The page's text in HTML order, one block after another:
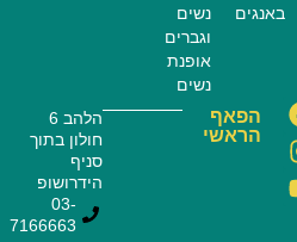
באנגים
נשים
וגברים
אופנת
נשים
הפאף
הראשי
הלהב 6
חולון בתוך
סניף
הידרושופ
03-
7166663